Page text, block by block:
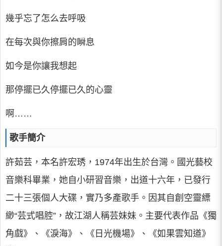
幾乎忘了怎么去呼吸
在每次與你擦肩的瞬息
如今是你讓我想起
那停擺已久停擺已久的心靈
啊……
歌手簡介
許茹芸，本名許宏琇，1974年出生於台灣。國光藝校
音樂科畢業，她自小研習音樂，出道十六年，已發行
二十三張個人大碟，實乃多產歌手。因其自創空靈縹
緲“芸式唱腔”，故江湖人稱芸妹妹。主要代表作品《獨
角戲》、《淚海》、《日光機場》、《如果雲知道》